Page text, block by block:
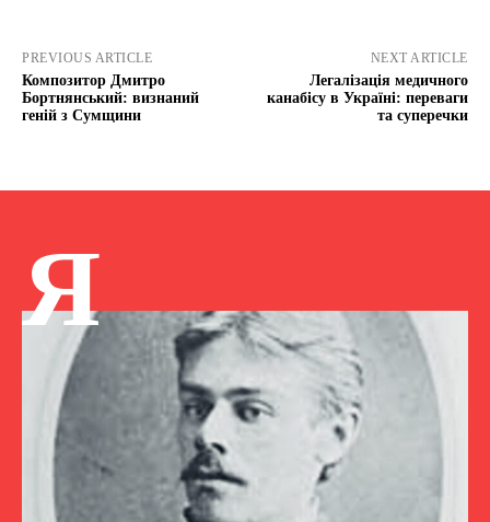
PREVIOUS ARTICLE
Композитор Дмитро
Бортнянський: визнаний
геній з Сумщини
NEXT ARTICLE
Легалізація медичного
канабісу в Україні: переваги
та суперечки
Я